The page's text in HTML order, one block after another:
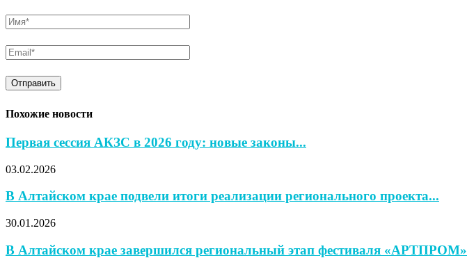
Похожие новости
Первая сессия АКЗС в 2026 году: новые законы...
03.02.2026
В Алтайском крае подвели итоги реализации регионального проекта...
30.01.2026
В Алтайском крае завершился региональный этап фестиваля «АРТПРОМ»